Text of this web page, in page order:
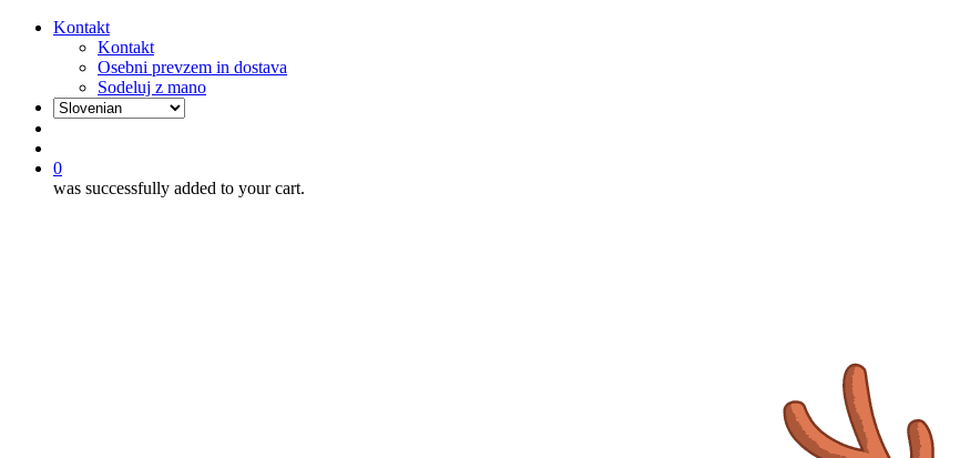
Kontakt
Kontakt
Osebni prevzem in dostava
Sodeluj z mano
0
was successfully added to your cart.